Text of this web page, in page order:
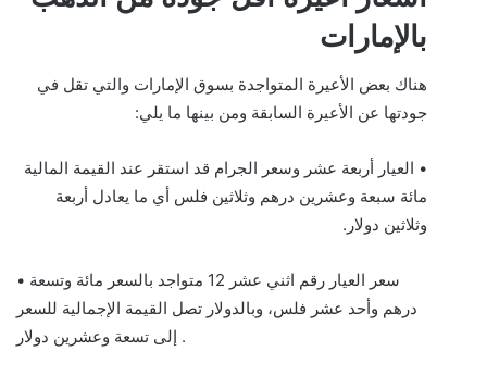
بالإمارات
هناك بعض الأعيرة المتواجدة بسوق الإمارات والتي تقل في
جودتها عن الأعيرة السابقة ومن بينها ما يلي:
• العيار أربعة عشر وسعر الجرام قد استقر عند القيمة المالية
مائة سبعة وعشرين درهم وثلاثين فلس أي ما يعادل أربعة
وثلاثين دولار.
• سعر العيار رقم اثني عشر 12 متواجد بالسعر مائة وتسعة
درهم وأحد عشر فلس، وبالدولار تصل القيمة الإجمالية للسعر
إلى تسعة وعشرين دولار .